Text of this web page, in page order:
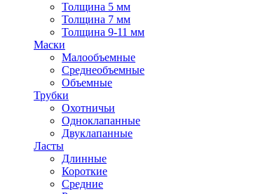
Толщина 5 мм
Толщина 7 мм
Толщина 9-11 мм
Маски
Малообъемные
Среднеобъемные
Объемные
Трубки
Охотничьи
Одноклапанные
Двуклапанные
Ласты
Длинные
Короткие
Средние